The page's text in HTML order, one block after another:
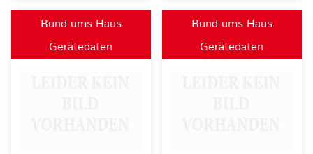
Rund ums Haus
Gerätedaten
Rund ums Haus
Gerätedaten